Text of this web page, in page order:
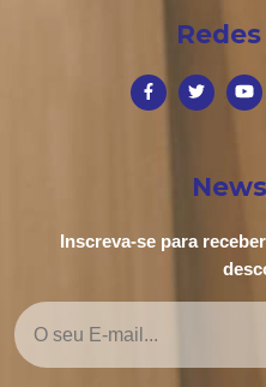
Inscreva-se para